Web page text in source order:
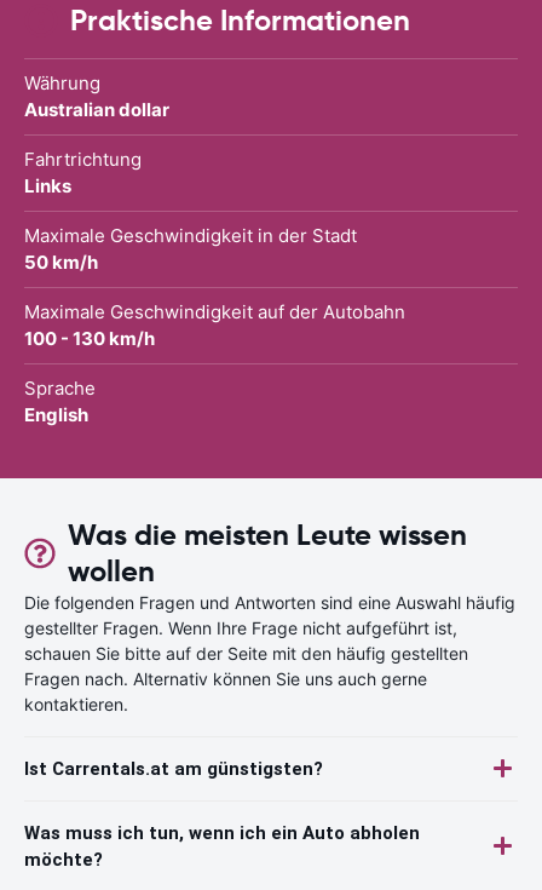
Praktische Informationen
Währung
Australian dollar
Fahrtrichtung
Links
Maximale Geschwindigkeit in der Stadt
50 km/h
Maximale Geschwindigkeit auf der Autobahn
100 - 130 km/h
Sprache
English
Was die meisten Leute wissen
wollen
Die folgenden Fragen und Antworten sind eine Auswahl häufig
gestellter Fragen. Wenn Ihre Frage nicht aufgeführt ist,
schauen Sie bitte auf der Seite mit den häufig gestellten
Fragen nach. Alternativ können Sie uns auch gerne
kontaktieren.
Ist Carrentals.at am günstigsten?
Was muss ich tun, wenn ich ein Auto abholen
möchte?